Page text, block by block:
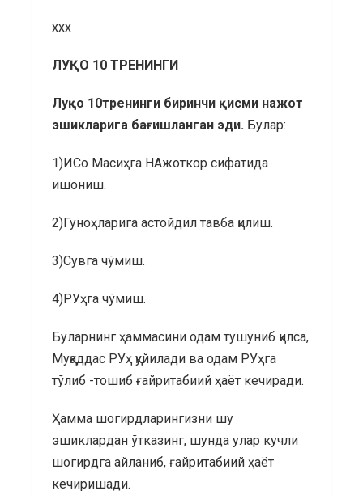
ххх
ЛУҚО 10 ТРЕНИНГИ
Луқо 10тренинги биринчи қисми нажот
эшикларига бағишланган эди. Булар:
1)ИСо Масиҳга НАжоткор сифатида
ишониш.
2)Гуноҳларига астойдил тавба қилиш.
3)Сувга чўмиш.
4)РУҳга чўмиш.
Буларнинг ҳаммасини одам тушуниб қилса,
Муқаддас РУҳ қуйилади ва одам РУҳга
тўлиб -тошиб ғайритабиий ҳаёт кечиради.
Ҳамма шогирдларингизни шу
эшиклардан ўтказинг, шунда улар кучли
шогирдга айланиб, ғайритабиий ҳаёт
кечиришади.